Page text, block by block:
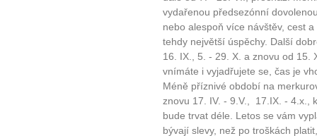
vydařenou předsezónní
nebo alespoň více návštěv, cest
tehdy největší úspěchy. Další
16. IX., 5. - 29. X. a znovu od 15.
vnímáte i vyjadřujete se, čas je
Méně příznivé období na
znovu 17. IV. - 9.V., 17.IX. - 4.x.,
bude trvat déle. Letos se vám
bývají slevy, než po troškách